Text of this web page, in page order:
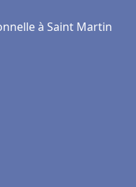
à Saint Martin